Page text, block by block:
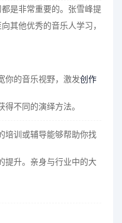
是非常重要的。张雪峰提
其他优秀的音乐人学习，
你的音乐视野，激发创作
不同的演绎方法。
培训或辅导能够帮助你找
提升。亲身与行业中的大